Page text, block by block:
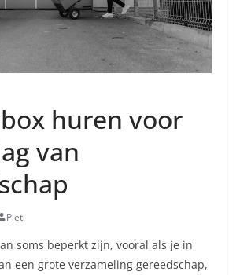
huren voor
van
Piet
soms beperkt zijn, vooral als je in
een grote verzameling gereedschap,